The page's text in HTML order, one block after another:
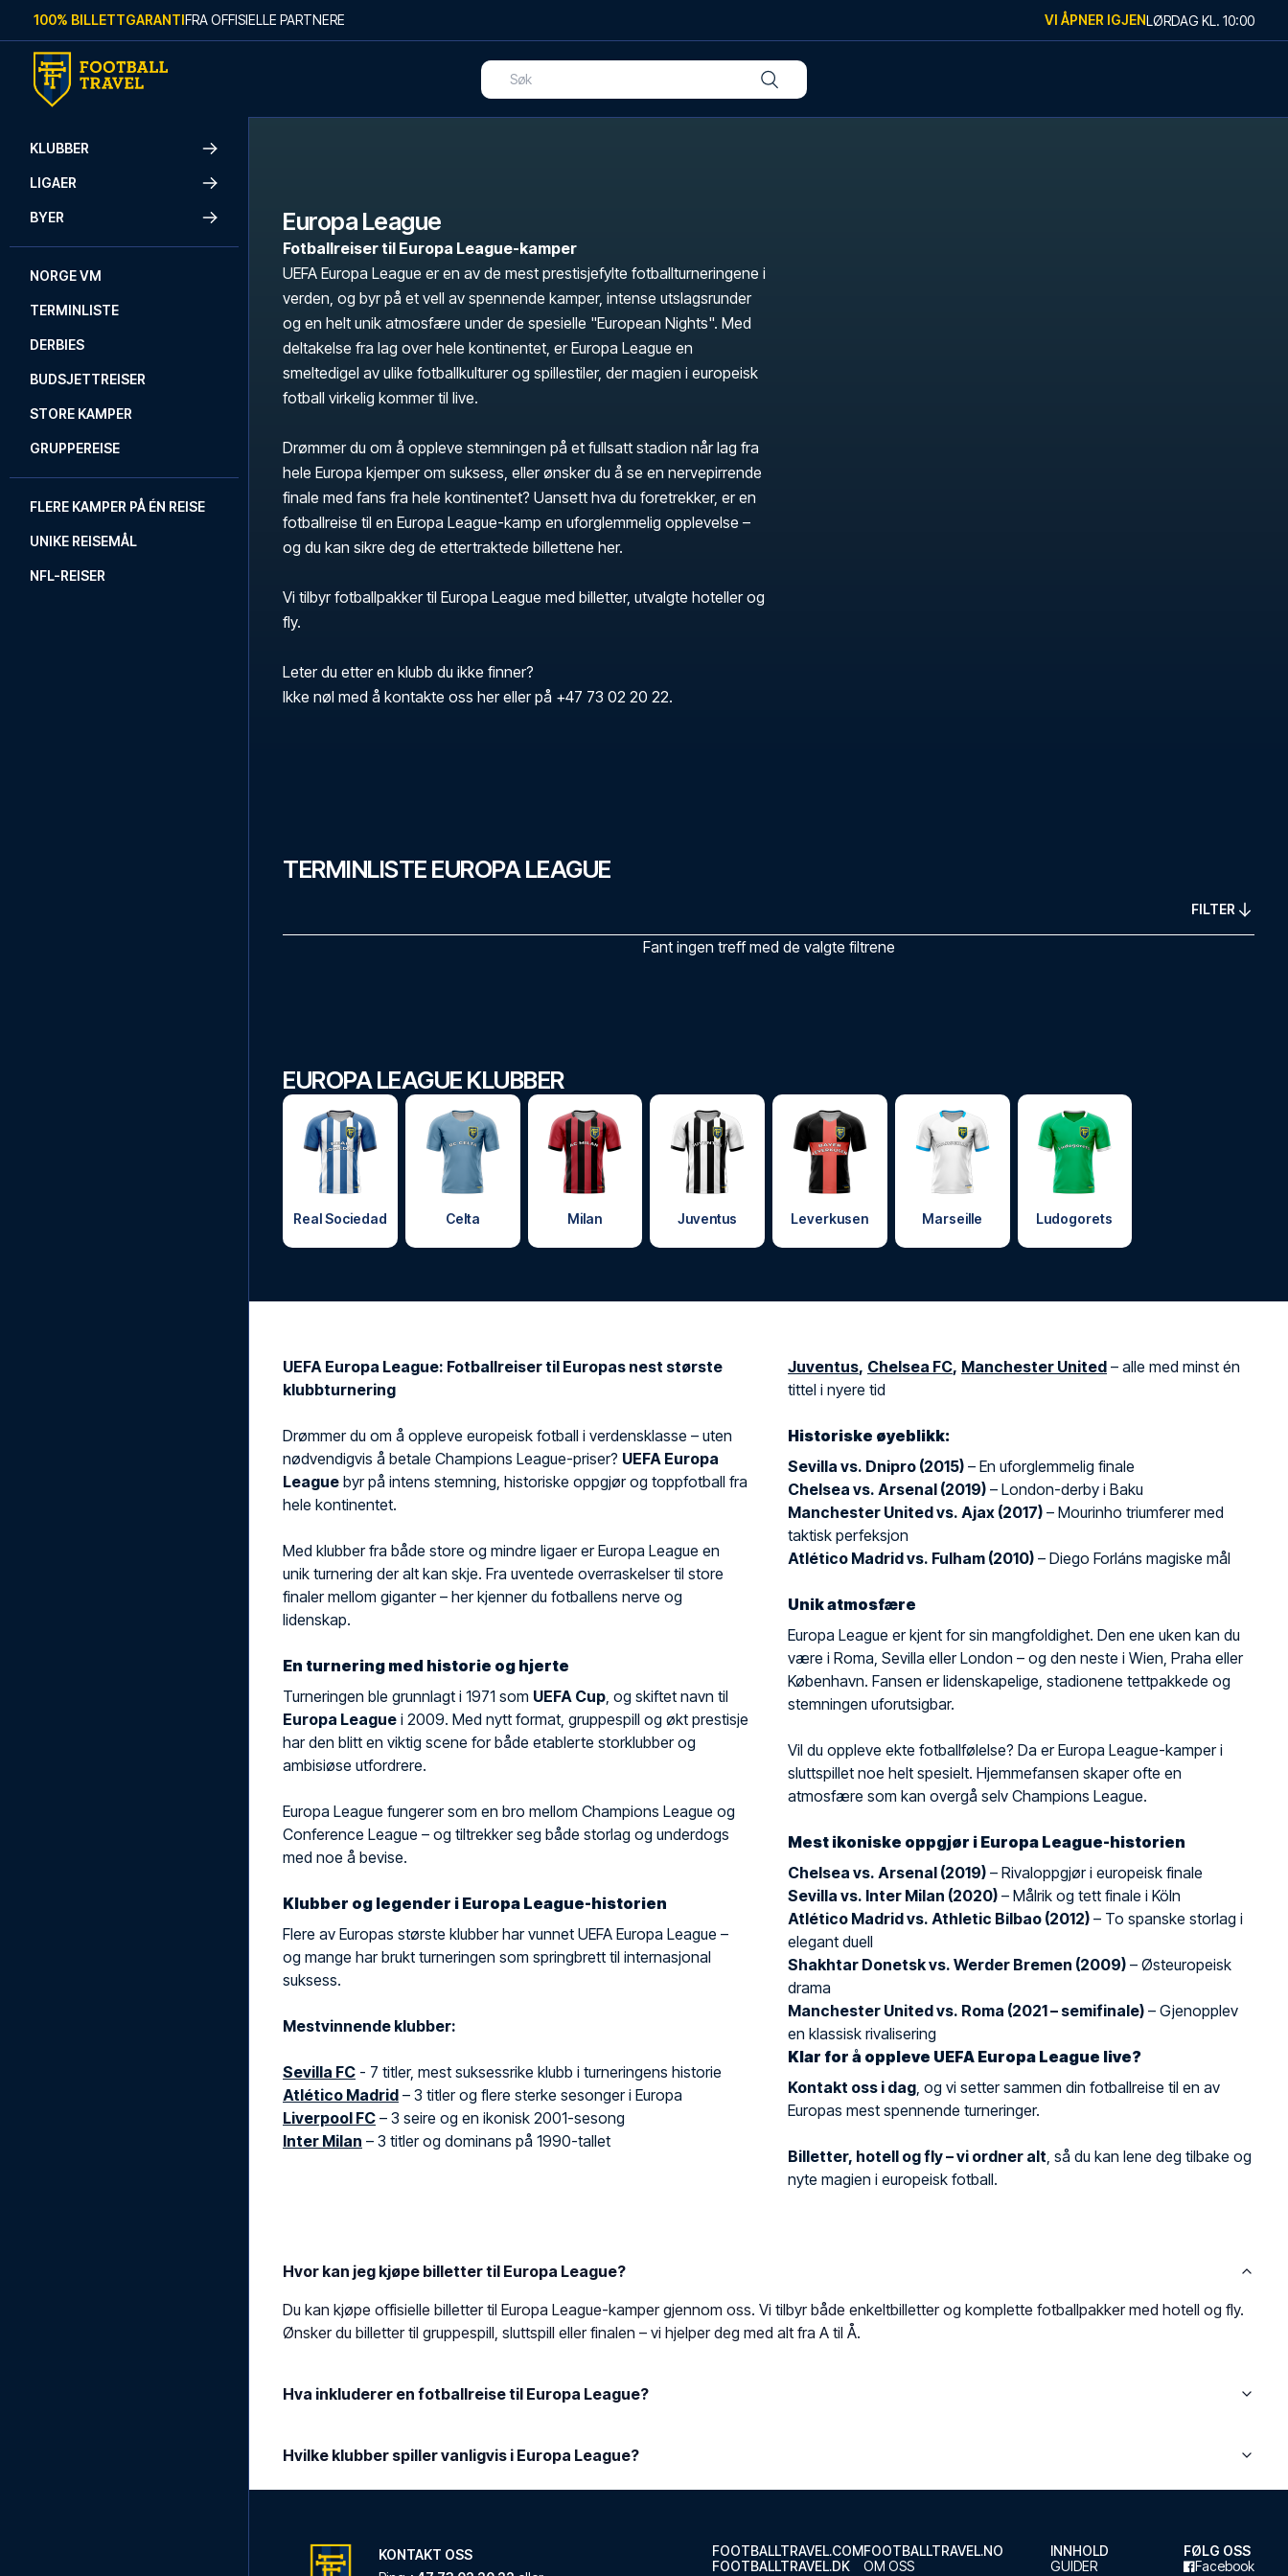
Skip to content
100% BILLETTGARANTIFRA OFFISIELLE PARTNERE VI ÅPNER IGJENLØRDAG KL. 10:00
KLUBBER
LIGAER
BYER
NORGE VM
TERMINLISTE
DERBIES
BUDSJETTREISER
STORE KAMPER
GRUPPEREISE
FLERE KAMPER PÅ ÉN REISE
UNIKE REISEMÅL
NFL-REISER
Europa League
Fotballreiser til Europa League-kamper
UEFA Europa League er en av de mest prestisjefylte fotballturneringene i
verden, og byr på et vell av spennende kamper, intense utslagsrunder
og en helt unik atmosfære under de spesielle "European Nights". Med
deltakelse fra lag over hele kontinentet, er Europa League en
smeltedigel av ulike fotballkulturer og spillestiler, der magien i europeisk
fotball virkelig kommer til live.
Drømmer du om å oppleve stemningen på et fullsatt stadion når lag fra
hele Europa kjemper om suksess, eller ønsker du å se en nervepirrende
finale med fans fra hele kontinentet? Uansett hva du foretrekker, er en
fotballreise til en Europa League-kamp en uforglemmelig opplevelse –
og du kan sikre deg de ettertraktede billettene her.
Vi tilbyr fotballpakker til Europa League med billetter, utvalgte hoteller og
fly.
Leter du etter en klubb du ikke finner?
Ikke nøl med å kontakte oss her eller på +47 73 02 20 22.
TERMINLISTE EUROPA LEAGUE
FILTER
Fant ingen treff med de valgte filtrene
EUROPA LEAGUE KLUBBER
Real Sociedad Celta Milan Juventus Leverkusen Marseille Ludogorets
UEFA Europa League: Fotballreiser til Europas nest største
klubbturnering
Drømmer du om å oppleve europeisk fotball i verdensklasse – uten
nødvendigvis å betale Champions League-priser? UEFA Europa
League byr på intens stemning, historiske oppgjør og toppfotball fra
hele kontinentet.
Med klubber fra både store og mindre ligaer er Europa League en
unik turnering der alt kan skje. Fra uventede overraskelser til store
finaler mellom giganter – her kjenner du fotballens nerve og
lidenskap.
En turnering med historie og hjerte
Turneringen ble grunnlagt i 1971 som UEFA Cup, og skiftet navn til
Europa League i 2009. Med nytt format, gruppespill og økt prestisje
har den blitt en viktig scene for både etablerte storklubber og
ambisiøse utfordrere.
Europa League fungerer som en bro mellom Champions League og
Conference League – og tiltrekker seg både storlag og underdogs
med noe å bevise.
Klubber og legender i Europa League-historien
Flere av Europas største klubber har vunnet UEFA Europa League –
og mange har brukt turneringen som springbrett til internasjonal
suksess.
Mestvinnende klubber:
Sevilla FC - 7 titler, mest suksessrike klubb i turneringens historie
Atlético Madrid – 3 titler og flere sterke sesonger i Europa
Liverpool FC – 3 seire og en ikonisk 2001-sesong
Inter Milan – 3 titler og dominans på 1990-tallet
Juventus, Chelsea FC, Manchester United – alle med minst én
tittel i nyere tid
Historiske øyeblikk:
Sevilla vs. Dnipro (2015) – En uforglemmelig finale
Chelsea vs. Arsenal (2019) – London-derby i Baku
Manchester United vs. Ajax (2017) – Mourinho triumferer med
taktisk perfeksjon
Atlético Madrid vs. Fulham (2010) – Diego Forláns magiske mål
Unik atmosfære
Europa League er kjent for sin mangfoldighet. Den ene uken kan du
være i Roma, Sevilla eller London – og den neste i Wien, Praha eller
København. Fansen er lidenskapelige, stadionene tettpakkede og
stemningen uforutsigbar.
Vil du oppleve ekte fotballfølelse? Da er Europa League-kamper i
sluttspillet noe helt spesielt. Hjemmefansen skaper ofte en
atmosfære som kan overgå selv Champions League.
Mest ikoniske oppgjør i Europa League-historien
Chelsea vs. Arsenal (2019) – Rivaloppgjør i europeisk finale
Sevilla vs. Inter Milan (2020) – Målrik og tett finale i Köln
Atlético Madrid vs. Athletic Bilbao (2012) – To spanske storlag i
elegant duell
Shakhtar Donetsk vs. Werder Bremen (2009) – Østeuropeisk
drama
Manchester United vs. Roma (2021 – semifinale) – Gjenopplev
en klassisk rivalisering
Klar for å oppleve UEFA Europa League live?
Kontakt oss i dag, og vi setter sammen din fotballreise til en av
Europas mest spennende turneringer.
Billetter, hotell og fly – vi ordner alt, så du kan lene deg tilbake og
nyte magien i europeisk fotball.
Hvor kan jeg kjøpe billetter til Europa League?
Du kan kjøpe offisielle billetter til Europa League-kamper gjennom oss. Vi tilbyr både enkeltbilletter og komplette fotballpakker med hotell og fly.
Ønsker du billetter til gruppespill, sluttspill eller finalen – vi hjelper deg med alt fra A til Å.
Hva inkluderer en fotballreise til Europa League?
Hvilke klubber spiller vanligvis i Europa League?
KONTAKT OSS
FOOTBALLTRAVEL.COM
FOOTBALLTRAVEL.DK
FOOTBALLTRAVEL.NO
OM OSS
INNHOLD
GUIDER
FØLG OSS
Facebook